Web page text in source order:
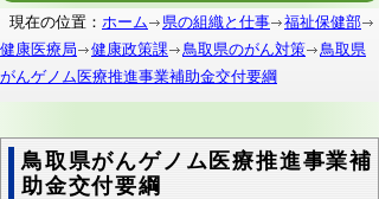
現在の位置： ホーム 県の組織と仕事
福祉保健部
健康医療局
健康政策課 鳥取県のがん対策
鳥取県
がんゲノム医療推進事業補助金交付要綱
鳥取県がんゲノム医療推進事業補
助金交付要綱